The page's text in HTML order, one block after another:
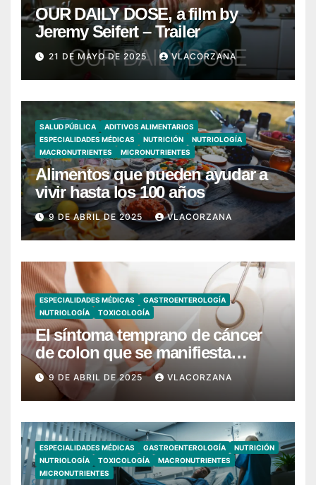
OUR DAILY DOSE, a film by
Jeremy Seifert – Trailer
21 DE MAYO DE 2025 VLACORZANA
SALUD PÚBLICA
ADITIVOS ALIMENTARIOS
ESPECIALIDADES MÉDICAS
NUTRICIÓN
NUTRIOLOGÍA
MACRONUTRIENTES
MICRONUTRIENTES
Alimentos que pueden ayudar a
vivir hasta los 100 años
9 DE ABRIL DE 2025 VLACORZANA
ESPECIALIDADES MÉDICAS
GASTROENTEROLOGÍA
NUTRIOLOGÍA
TOXICOLOGÍA
El síntoma temprano de cáncer
de colon que se manifiesta
cuando vas al baño
9 DE ABRIL DE 2025 VLACORZANA
ESPECIALIDADES MÉDICAS GASTROENTEROLOGÍA
NUTRICIÓN
NUTRIOLOGÍA
TOXICOLOGÍA
MACRONUTRIENTES
MICRONUTRIENTES